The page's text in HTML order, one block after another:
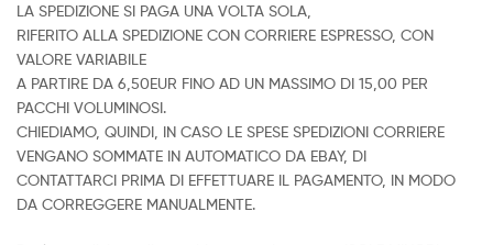
LA SPEDIZIONE SI PAGA UNA VOLTA SOLA,
RIFERITO ALLA SPEDIZIONE CON CORRIERE ESPRESSO, CON
VALORE VARIABILE
A PARTIRE DA 6,50EUR FINO AD UN MASSIMO DI 15,00 PER
PACCHI VOLUMINOSI.
CHIEDIAMO, QUINDI, IN CASO LE SPESE SPEDIZIONI CORRIERE
VENGANO SOMMATE IN AUTOMATICO DA EBAY, DI
CONTATTARCI PRIMA DI EFFETTUARE IL PAGAMENTO, IN MODO
DA CORREGGERE MANUALMENTE.